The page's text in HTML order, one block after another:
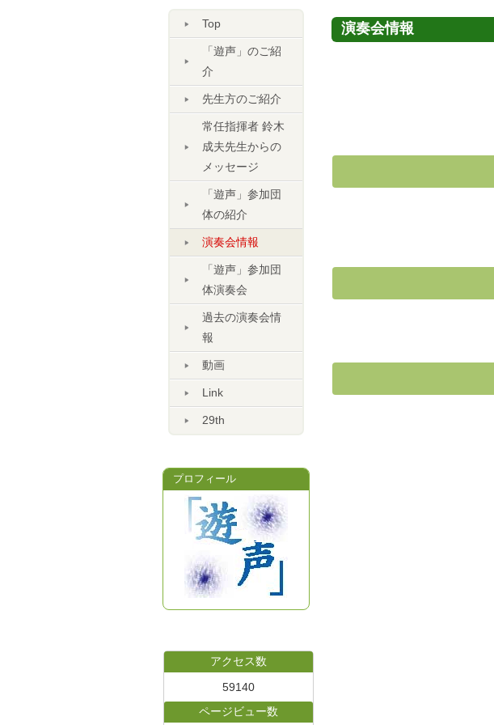
演奏会情報
Top
「遊声」のご紹
介
先生方のご紹介
常任指揮者 鈴木
成夫先生からの
メッセージ
「遊声」参加団
体の紹介
演奏会情報
「遊声」参加団
体演奏会
過去の演奏会情
報
動画
Link
29th
プロフィール
アクセス数
59140
ページビュー数